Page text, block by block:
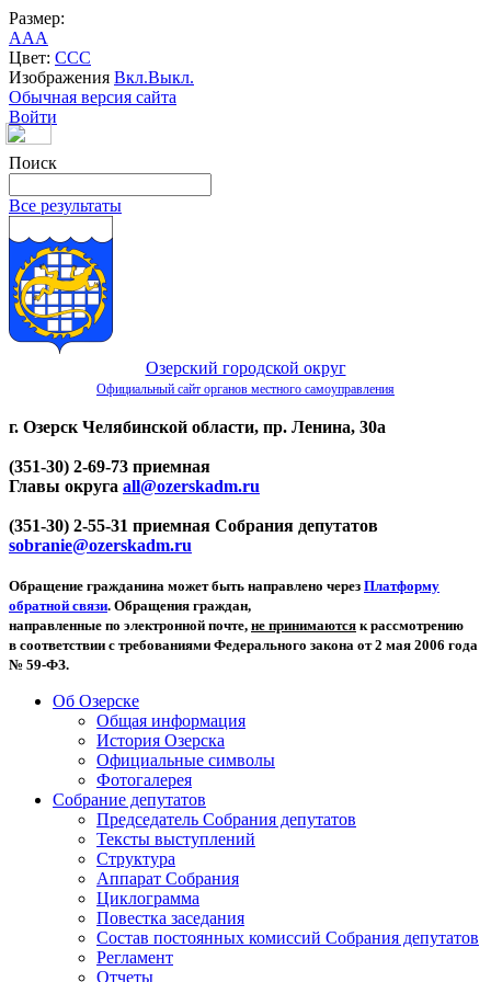
Размер:
AAA
Цвет: CCC
Изображения Вкл.Выкл.
Обычная версия сайта
Войти
Поиск
Все результаты
Озерский городской округ
Официальный сайт органов местного самоуправления
г. Озерск Челябинской области, пр. Ленина, 30а
(351-30) 2-69-73 приемная
Главы округа all@ozerskadm.ru
(351-30) 2-55-31 приемная Собрания депутатов
sobranie@ozerskadm.ru
Обращение гражданина может быть направлено через Платформу
обратной связи. Обращения граждан,
направленные по электронной почте, не принимаются к рассмотрению
в соответствии с требованиями Федерального закона от 2 мая 2006 года
№ 59-ФЗ.
Об Озерске
Общая информация
История Озерска
Официальные символы
Фотогалерея
Собрание депутатов
Председатель Собрания депутатов
Тексты выступлений
Структура
Аппарат Собрания
Циклограмма
Повестка заседания
Состав постоянных комиссий Собрания депутатов
Регламент
Отчеты